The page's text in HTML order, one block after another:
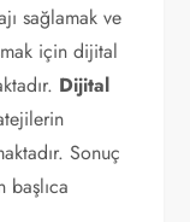
sağlamak ve
için dijital
Dijital
Sonuç
başlıca